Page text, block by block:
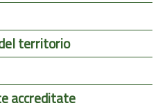
territorio
accreditate